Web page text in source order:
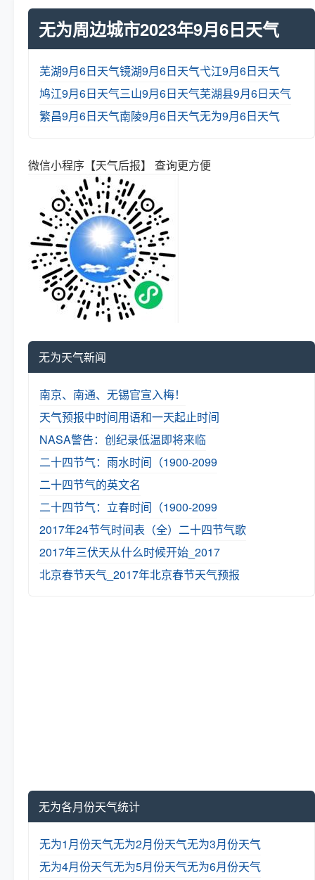
无为周边城市2023年9月6日天气
芜湖9月6日天气镜湖9月6日天气弋江9月6日天气
鸠江9月6日天气三山9月6日天气芜湖县9月6日天气
繁昌9月6日天气南陵9月6日天气无为9月6日天气
微信小程序【天气后报】 查询更方便
无为天气新闻
南京、南通、无锡官宣入梅！
天气预报中时间用语和一天起止时间
NASA警告：创纪录低温即将来临
二十四节气：雨水时间（1900-2099
二十四节气的英文名
二十四节气：立春时间（1900-2099
2017年24节气时间表（全） 二十四节气歌
2017年三伏天从什么时候开始_2017
北京春节天气_2017年北京春节天气预报
无为各月份天气统计
无为1月份天气无为2月份天气无为3月份天气
无为4月份天气无为5月份天气无为6月份天气